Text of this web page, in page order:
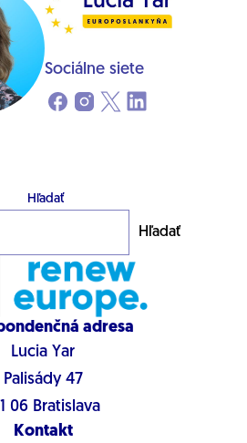
Sociálne siete
Hľadať
Hľadať
adresa
Lucia Yar
Palisády 47
06 Bratislava
Kontakt